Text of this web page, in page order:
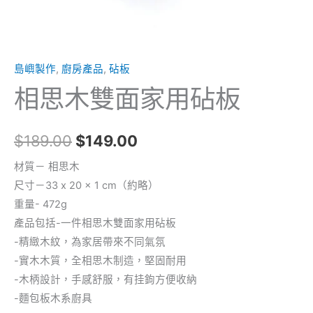
島嶼製作, 廚房產品, 砧板
相思木雙面家用砧板
$189.00 $149.00
材質－ 相思木
尺寸－33 x 20 x 1 cm（約略）
重量- 472g
產品包括-一件相思木雙面家用砧板
-精緻木紋，為家居帶來不同氣氛
-實木木質，全相思木制造，堅固耐用
-木柄設計，手感舒服，有挂鉤方便收納
-麵包板木系廚具